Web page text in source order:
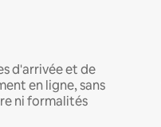
d'arrivée et de
en ligne, sans
ni formalités